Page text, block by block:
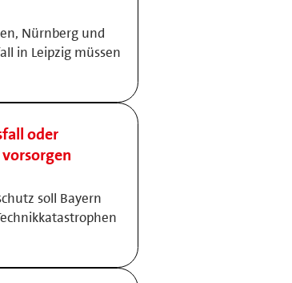
Nürnberg und
in Leipzig müssen
oder
soll Bayern